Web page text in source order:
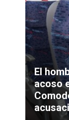
El
acoso